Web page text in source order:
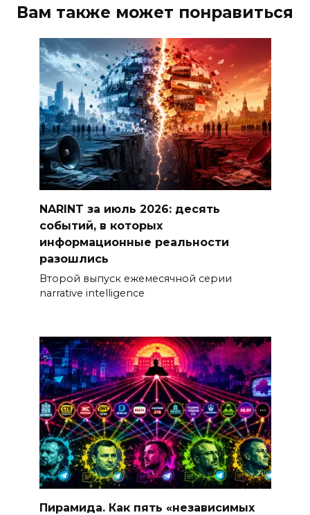
Вам также может понравиться
NARINT за июль 2026: десять
событий, в которых
информационные реальности
разошлись
Второй выпуск ежемесячной серии
narrative intelligence
Пирамида. Как пять «независимых